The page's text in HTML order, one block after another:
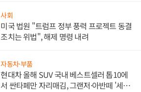
사회
미국 법원 "트럼프 정부 풍력 프로젝트 동결
조치는 위법", 해제 명령 내려
자동차·부품
현대차 올해 SUV 국내 베스트셀러 톱10에
서 싼타페만 자리매김, 그랜저·아반떼 '세단